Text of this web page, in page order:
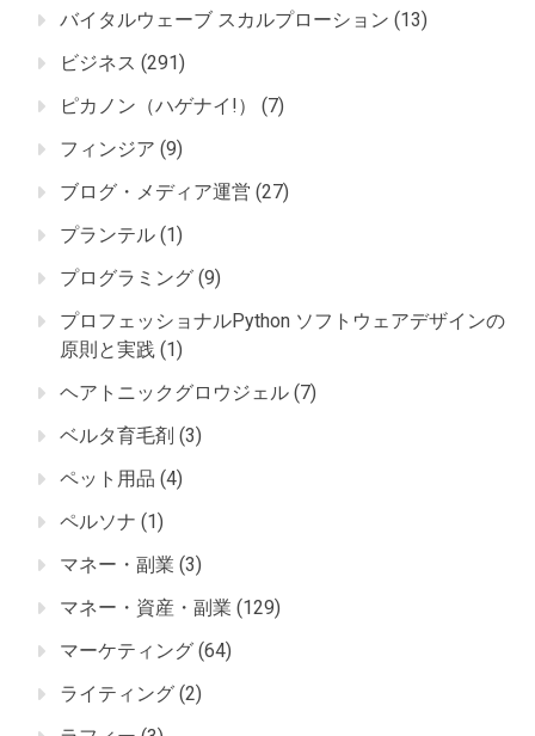
バイタルウェーブ スカルプローション (13)
ビジネス (291)
ピカノン（ハゲナイ!）
(7)
フィンジア (9)
ブログ・メディア運営 (27)
プランテル (1)
プログラミング (9)
プロフェッショナルPython ソフトウェアデザインの
原則と実践 (1)
ヘアトニックグロウジェル (7)
ベルタ育毛剤 (3)
ペット用品 (4)
ペルソナ (1)
マネー・副業 (3)
マネー・資産・副業 (129)
マーケティング (64)
ライティング (2)